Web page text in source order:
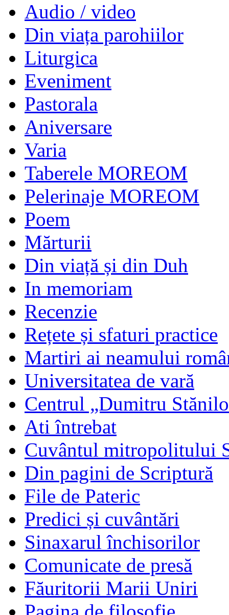
Audio / video
Din viața parohiilor
Liturgica
Eveniment
Pastorala
Aniversare
Varia
Taberele MOREOM
Pelerinaje MOREOM
Poem
Mărturii
Din viață și din Duh
In memoriam
Recenzie
Rețete și sfaturi practice
Martiri ai neamului
Universitatea de vară
Centrul „Dumitru
Ati întrebat
Cuvântul mitropolitului
Din pagini de Scriptură
File de Pateric
Predici și cuvântări
Sinaxarul închisorilor
Comunicate de presă
Făuritorii Marii Uniri